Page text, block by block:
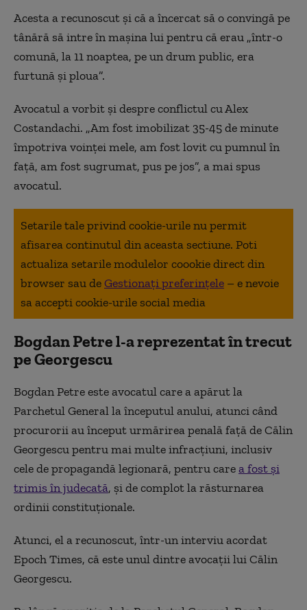
Acesta a recunoscut și că a încercat să o convingă pe
tânără să intre în mașina lui pentru că erau „într-o
comună, la 11 noaptea, pe un drum public, era
furtună și ploua”.
Avocatul a vorbit și despre conflictul cu Alex
Costandachi. „Am fost imobilizat 35-45 de minute
împotriva voinței mele, am fost lovit cu pumnul în
față, am fost sugrumat, pus pe jos”, a mai spus
avocatul.
Setarile tale privind cookie-urile nu permit
afisarea continutul din aceasta sectiune. Poti
actualiza setarile modulelor coookie direct din
browser sau deGestionați preferințele – e nevoie
sa accepti cookie-urile social media
Bogdan Petre l-a reprezentat în trecut
pe Georgescu
Bogdan Petre este avocatul care a apărut la
Parchetul General la începutul anului, atunci când
procurorii au început urmărirea penală față de Călin
Georgescu pentru mai multe infracțiuni, inclusiv
cele de propagandă legionară, pentru carea fost și
trimis în judecată, și de complot la răsturnarea
ordinii constituționale.
Atunci, el a recunoscut, într-un interviu acordat
Epoch Times, că este unul dintre avocații lui Călin
Georgescu.